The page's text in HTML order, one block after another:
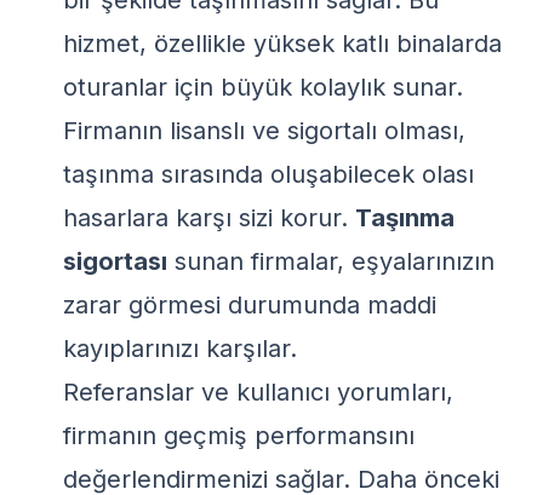
hizmet, özellikle yüksek katlı binalarda
oturanlar için büyük kolaylık sunar.
Firmanın lisanslı ve sigortalı olması,
taşınma sırasında oluşabilecek olası
hasarlara karşı sizi korur. Taşınma
sigortası sunan firmalar, eşyalarınızın
zarar görmesi durumunda maddi
kayıplarınızı karşılar.
Referanslar ve kullanıcı yorumları,
firmanın geçmiş performansını
değerlendirmenizi sağlar. Daha önceki